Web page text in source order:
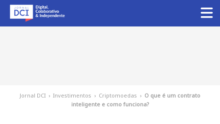
Jornal DCI › Investimentos › Criptomoedas › O que é um contrato
inteligente e como funciona?